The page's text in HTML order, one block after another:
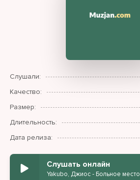
Слушали:
Качество:
Размер:
Длительность:
Дата релиза:
Слушать онлайн
Yakubo, Джиос - Больное место